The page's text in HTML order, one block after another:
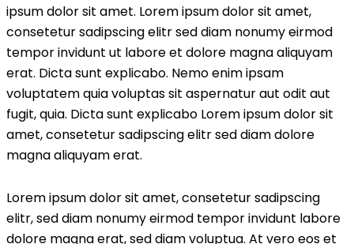
ipsum dolor sit amet. Lorem ipsum dolor sit amet,
consetetur sadipscing elitr sed diam nonumy eirmod
tempor invidunt ut labore et dolore magna aliquyam
erat. Dicta sunt explicabo. Nemo enim ipsam
voluptatem quia voluptas sit aspernatur aut odit aut
fugit, quia. Dicta sunt explicabo Lorem ipsum dolor sit
amet, consetetur sadipscing elitr sed diam dolore
magna aliquyam erat.
Lorem ipsum dolor sit amet, consetetur sadipscing
elitr, sed diam nonumy eirmod tempor invidunt labore
dolore magna erat, sed diam voluptua. At vero eos et